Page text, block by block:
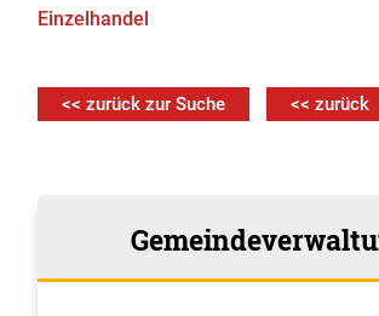
Einzelhandel
<< zurück zur Suche << zurück